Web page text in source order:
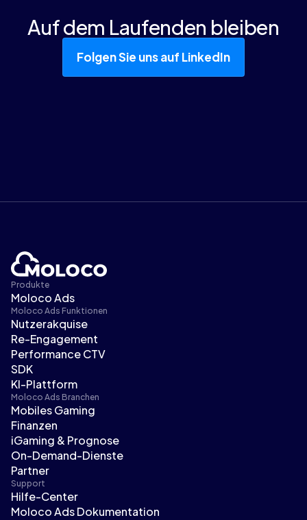
Auf dem Laufenden bleiben
Folgen Sie uns auf LinkedIn
Produkte
Moloco Ads
Moloco Ads Funktionen
Nutzerakquise
Re-Engagement
Performance CTV
SDK
KI-Plattform
Moloco Ads Branchen
Mobiles Gaming
Finanzen
iGaming & Prognose
On-Demand-Dienste
Partner
Support
Hilfe-Center
Moloco Ads Dokumentation